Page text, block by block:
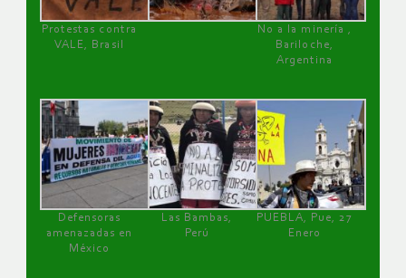
Protestas contra
VALE, Brasil
No a la minería ,
Bariloche,
Argentina
Defensoras
amenazadas en
México
Las Bambas,
Perú
PUEBLA, Pue, 27
Enero